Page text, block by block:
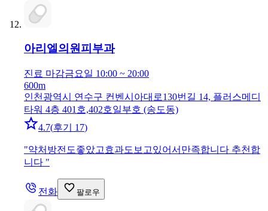
아리엘의원피부과
진료 마감금요일 10:00 ~ 20:00
600m
인천광역시 연수구 컨벤시아대로130번길 14, 플러스메디
타워 4층 401호,402호일부호 (송도동)
4.7(후기 17)
"약처방전도좋았고효과도보고있어서만족합니다 추천합
니다 "
전화 팔로우